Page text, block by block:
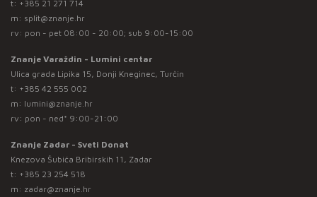
t: +385 21 271 714
m: split@znanje.hr
rv: pon - pet 08:00 - 20:00; sub 9:00-15:00
Znanje Varaždin - Lumini centar
Ulica grada Lipika 15, Donji Kneginec, Turčin
t: +385 42 555 002
m: lumini@znanje.hr
rv: pon - ned* 9:00-21:00
Znanje Zadar - Sveti Donat
Knezova Šubića Bribirskih 11, Zadar
t: +385 23 254 518
m: zadar@znanje.hr